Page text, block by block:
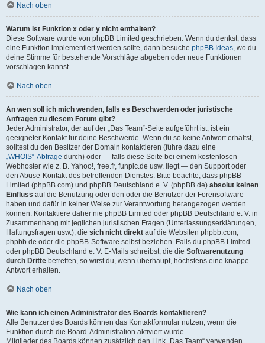
Nach oben
Warum ist Funktion x oder y nicht enthalten?
Diese Software wurde von phpBB Limited geschrieben. Wenn du denkst, dass
eine Funktion implementiert werden sollte, dann besuche phpBB Ideas, wo du
deine Stimme für bestehende Vorschläge abgeben oder neue Funktionen
vorschlagen kannst.
Nach oben
An wen soll ich mich wenden, falls es Beschwerden oder juristische
Anfragen zu diesem Forum gibt?
Jeder Administrator, der auf der „Das Team“-Seite aufgeführt ist, ist ein
geeigneter Kontakt für deine Beschwerde. Wenn du so keine Antwort erhältst,
solltest du den Besitzer der Domain kontaktieren (führe dazu eine
„WHOIS“-Abfrage durch) oder — falls diese Seite bei einem kostenlosen
Webhoster wie z. B. Yahoo!, free.fr, funpic.de usw. liegt — den Support oder
den Abuse-Kontakt des betreffenden Dienstes. Bitte beachte, dass phpBB
Limited (phpBB.com) und phpBB Deutschland e. V. (phpBB.de) absolut keinen
Einfluss auf die Benutzung oder den oder die Benutzer der Forensoftware
haben und dafür in keiner Weise zur Verantwortung herangezogen werden
können. Kontaktiere daher nie phpBB Limited oder phpBB Deutschland e. V. in
Zusammenhang mit jeglichen juristischen Fragen (Unterlassungserklärungen,
Haftungsfragen usw.), die sich nicht direkt auf die Websiten phpbb.com,
phpbb.de oder die phpBB-Software selbst beziehen. Falls du phpBB Limited
oder phpBB Deutschland e. V. E-Mails schreibst, die die Softwarenutzung
durch Dritte betreffen, so wirst du, wenn überhaupt, höchstens eine knappe
Antwort erhalten.
Nach oben
Wie kann ich einen Administrator des Boards kontaktieren?
Alle Benutzer des Boards können das Kontaktformular nutzen, wenn die
Funktion durch die Board-Administration aktiviert wurde.
Mitglieder des Boards können zusätzlich den Link „Das Team“ verwenden.